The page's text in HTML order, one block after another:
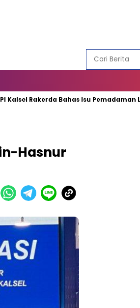
Rakerda Bahas Isu Pemadaman Listrik
Hasnur